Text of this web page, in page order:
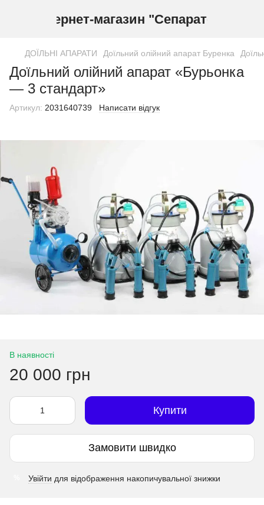
Інтернет-магазин "Сепаратор"
ДОЇЛЬНІ АПАРАТИ Доїльний олійний апарат Буренка
Доїльний олійний апарат «Бурьонка
— 3 стандарт»
Артикул: 2031640739 Написати відгук
В наявності
20 000 грн
Купити
Замовити швидко
Увійти для відображення накопичувальної знижки